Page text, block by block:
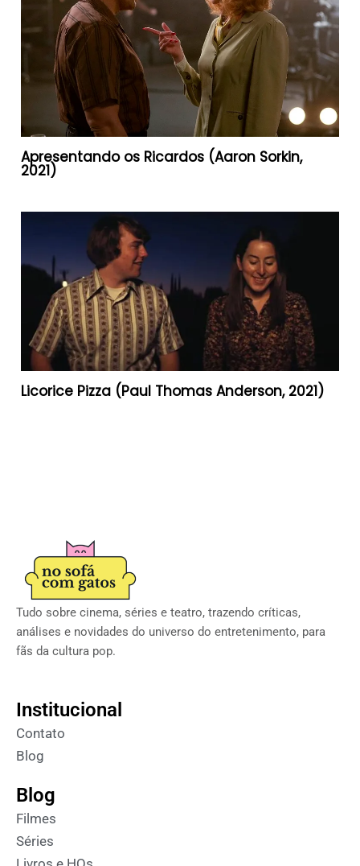
Apresentando os Ricardos (Aaron Sorkin,
2021)
Licorice Pizza (Paul Thomas Anderson, 2021)
Tudo sobre cinema, séries e teatro, trazendo críticas,
análises e novidades do universo do entretenimento, para
fãs da cultura pop.
Institucional
Contato
Blog
Blog
Filmes
Séries